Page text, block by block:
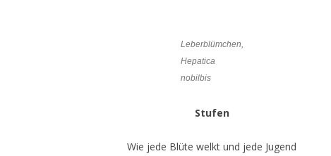
Leberblümchen,
Hepatica
nobilbis
Stufen
Wie jede Blüte welkt und jede Jugend